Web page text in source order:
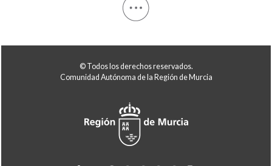
© Todos los derechos reservados.
Comunidad Autónoma de la Región de Murcia